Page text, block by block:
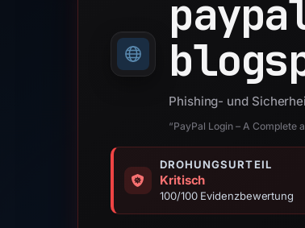
Phishing- und
“PayPal Login – A Complete
DROHUNGSURTEIL
Kritisch
100/100 Evidenzbewertung